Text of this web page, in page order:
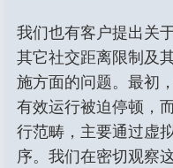
我们也有客户提出关
其它社交距离限制及
施方面的问题。最初
有效运行被迫停顿，
行范畴，主要通过虚
序。我们在密切观察